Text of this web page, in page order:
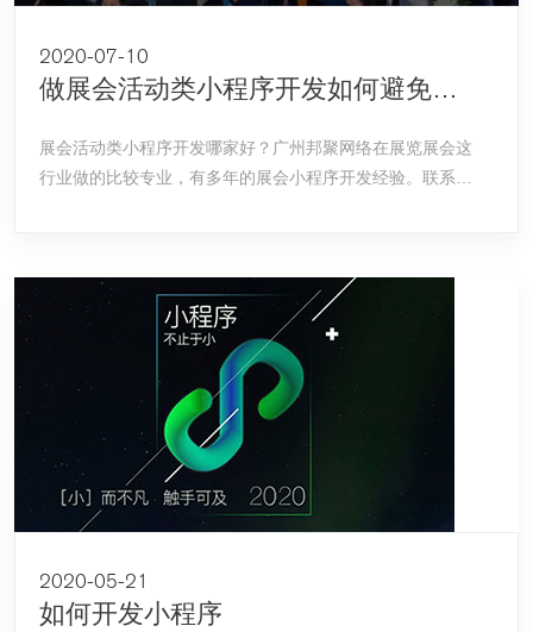
2020-07-10
做展会活动类小程序开发如何避免踩坑！
展会活动类小程序开发哪家好？广州邦聚网络在展览展会这
行业做的比较专业，有多年的展会小程序开发经验。联系方
2020-05-21
如何开发小程序